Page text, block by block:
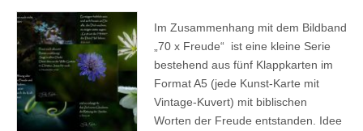
dem
Buch
x
Freude
Im Zusammenhang mit dem Bildband
„70 x Freude“ ist eine kleine Serie
bestehend aus fünf Klappkarten im
Format A5 (jede Kunst-Karte mit
Vintage-Kuvert) mit biblischen
Worten der Freude entstanden. Idee